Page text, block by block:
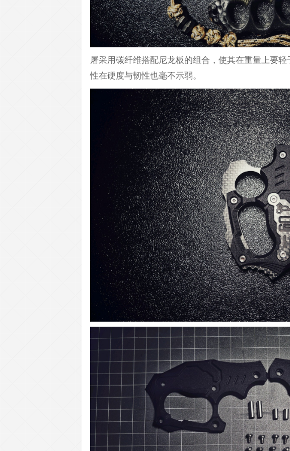
屠采用碳纤维搭配尼龙板的组合，使其在重量上要
性在硬度与韧性也毫不示弱。